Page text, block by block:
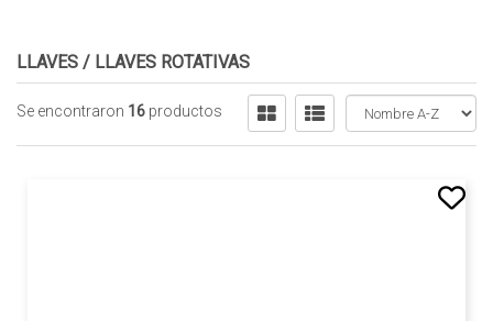
LLAVES / LLAVES ROTATIVAS
Se encontraron 16 productos